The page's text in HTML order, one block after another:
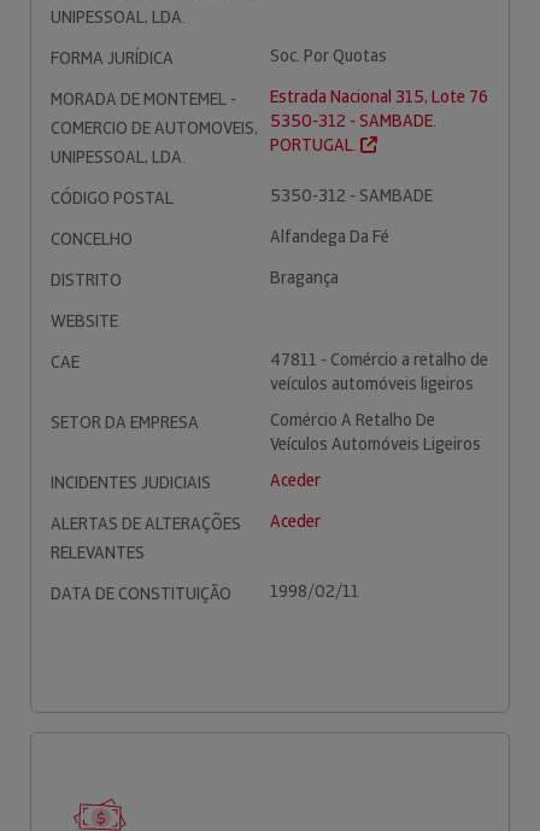
UNIPESSOAL, LDA.
FORMA JURÍDICA
Soc. Por Quotas
MORADA DE MONTEMEL -
COMERCIO DE AUTOMOVEIS,
UNIPESSOAL, LDA.
Estrada Nacional 315, Lote 76
5350-312 - SAMBADE.
PORTUGAL.
CÓDIGO POSTAL
5350-312 - SAMBADE
CONCELHO
Alfandega Da Fé
DISTRITO
Bragança
WEBSITE
CAE
47811 - Comércio a retalho de
veículos automóveis ligeiros
SETOR DA EMPRESA
Comércio A Retalho De
Veículos Automóveis Ligeiros
INCIDENTES JUDICIAIS
Aceder
ALERTAS DE ALTERAÇÕES
RELEVANTES
Aceder
DATA DE CONSTITUIÇÃO 1998/02/11